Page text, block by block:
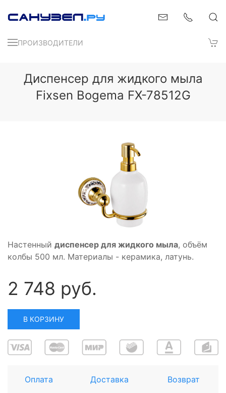
ПРОИЗВОДИТЕЛИ
Диспенсер для жидкого мыла
Fixsen Bogema FX-78512G
Настенный диспенсер для жидкого мыла, объём
колбы 500 мл. Материалы - керамика, латунь.
2 748 руб.
В КОРЗИНУ
Оплата Доставка Возврат